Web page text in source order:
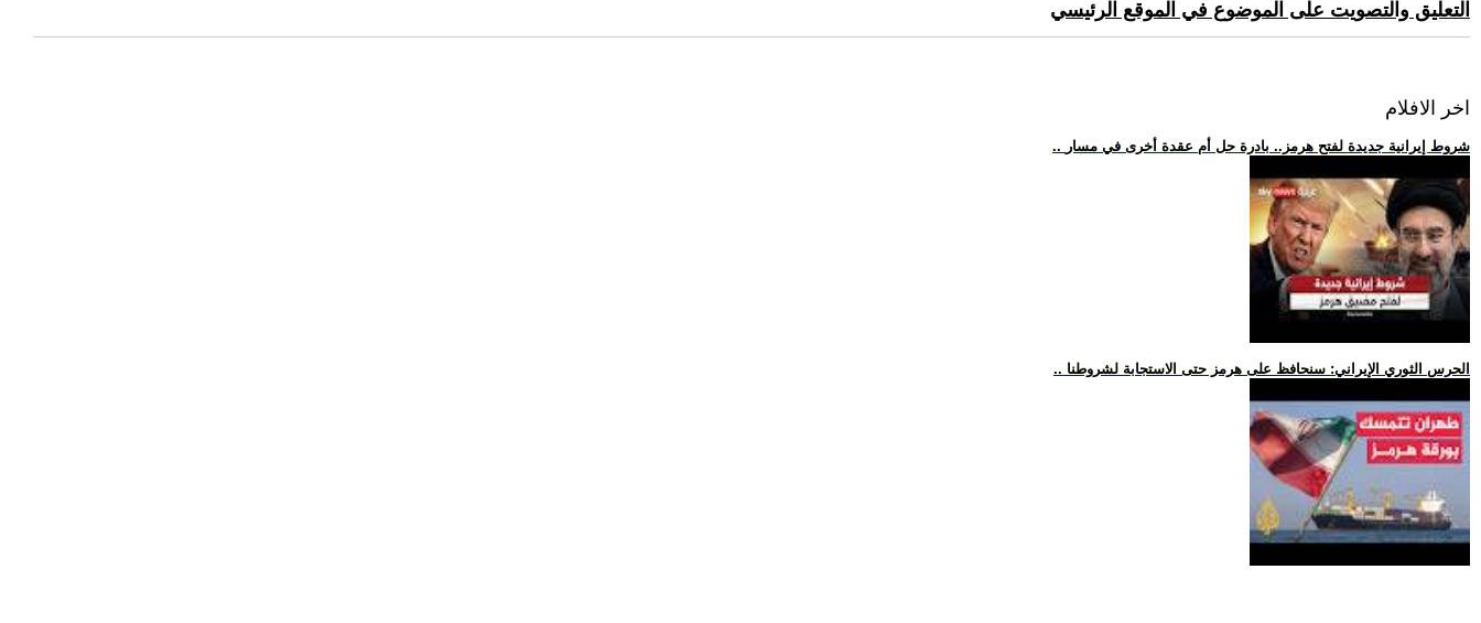
التعليق والتصويت على الموضوع في الموقع الرئيسي
اخر الافلام
.. شروط إيرانية جديدة لفتح هرمز.. بادرة حل أم عقدة أخرى في مسار
.. الحرس الثوري الإيراني: سنحافظ على هرمز حتى الاستجابة لشروطنا